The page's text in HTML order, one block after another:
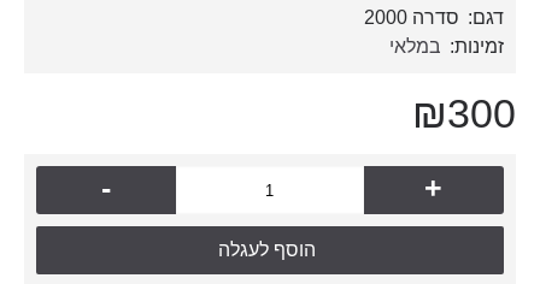
דגם: סדרה 2000
זמינות: במלאי
₪300
- +
הוסף לעגלה